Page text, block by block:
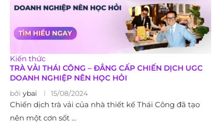
Kiến thức
TRÀ VẢI THÁI CÔNG – ĐẲNG CẤP CHIẾN DỊCH UGC
DOANH NGHIỆP NÊN HỌC HỎI
bởi ybai 15/08/2024
Chiến dịch trà vải của nhà thiết kế Thái Công đã tạo
nên một cơn sốt …